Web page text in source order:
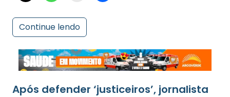
Continue lendo
do SBT nega ser a favor da violência